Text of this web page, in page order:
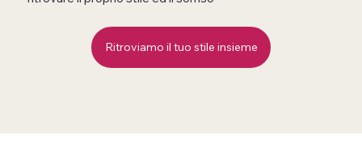
Ritroviamo il tuo stile insieme